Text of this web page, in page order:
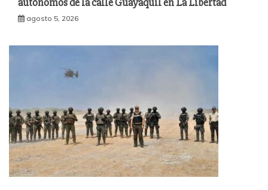
autónomos de la calle Guayaquil en La Libertad
agosto 5, 2026